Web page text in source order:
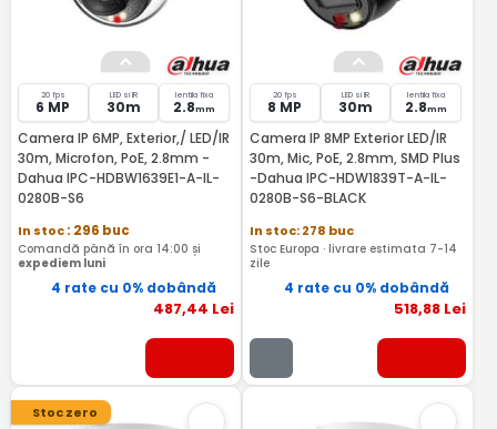
20 fps
6 MP
LED si IR
30m
lentila fixa
2.8mm
Camera IP 6MP, Exterior,/ LED/IR
30m, Microfon, PoE, 2.8mm -
Dahua IPC-HDBW1639E1-A-IL-
0280B-S6
In stoc: 296 buc
Comandă până în ora 14:00 și
expediem luni
4 rate cu 0% dobândă
487,44 Lei
20 fps
8 MP
LED si IR
30m
lentila fixa
2.8mm
Camera IP 8MP Exterior LED/IR
30m, Mic, PoE, 2.8mm, SMD Plus
-Dahua IPC-HDW1839T-A-IL-
0280B-S6-BLACK
In stoc: 278 buc
Stoc Europa · livrare estimata 7-14
zile
4 rate cu 0% dobândă
518,88 Lei
Stoc zero